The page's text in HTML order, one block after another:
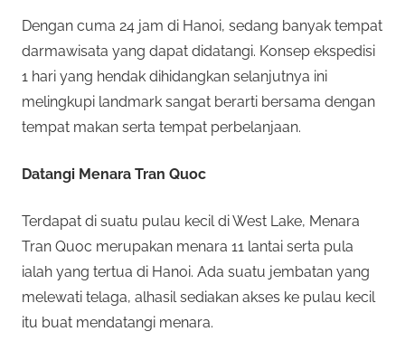
Dengan cuma 24 jam di Hanoi, sedang banyak tempat
darmawisata yang dapat didatangi. Konsep ekspedisi
1 hari yang hendak dihidangkan selanjutnya ini
melingkupi landmark sangat berarti bersama dengan
tempat makan serta tempat perbelanjaan.
Datangi Menara Tran Quoc
Terdapat di suatu pulau kecil di West Lake, Menara
Tran Quoc merupakan menara 11 lantai serta pula
ialah yang tertua di Hanoi. Ada suatu jembatan yang
melewati telaga, alhasil sediakan akses ke pulau kecil
itu buat mendatangi menara.